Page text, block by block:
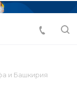
и Башкирия